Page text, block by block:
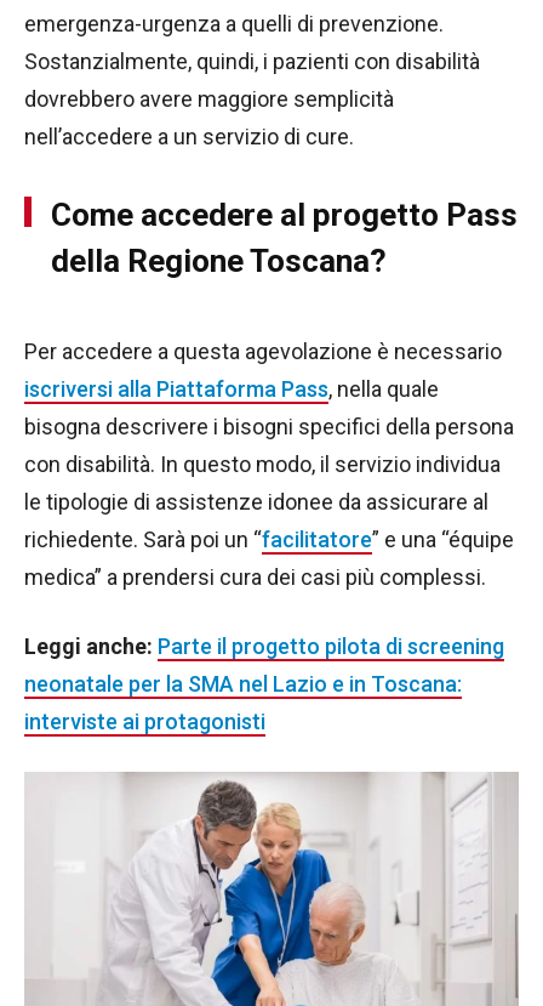
emergenza-urgenza a quelli di prevenzione.
Sostanzialmente, quindi, i pazienti con disabilità
dovrebbero avere maggiore semplicità
nell’accedere a un servizio di cure.
Come accedere al progetto Pass
della Regione Toscana?
Per accedere a questa agevolazione è necessario
iscriversi alla Piattaforma Pass, nella quale
bisogna descrivere i bisogni specifici della persona
con disabilità. In questo modo, il servizio individua
le tipologie di assistenze idonee da assicurare al
richiedente. Sarà poi un “facilitatore” e una “équipe
medica” a prendersi cura dei casi più complessi.
Leggi anche: Parte il progetto pilota di screening
neonatale per la SMA nel Lazio e in Toscana:
interviste ai protagonisti